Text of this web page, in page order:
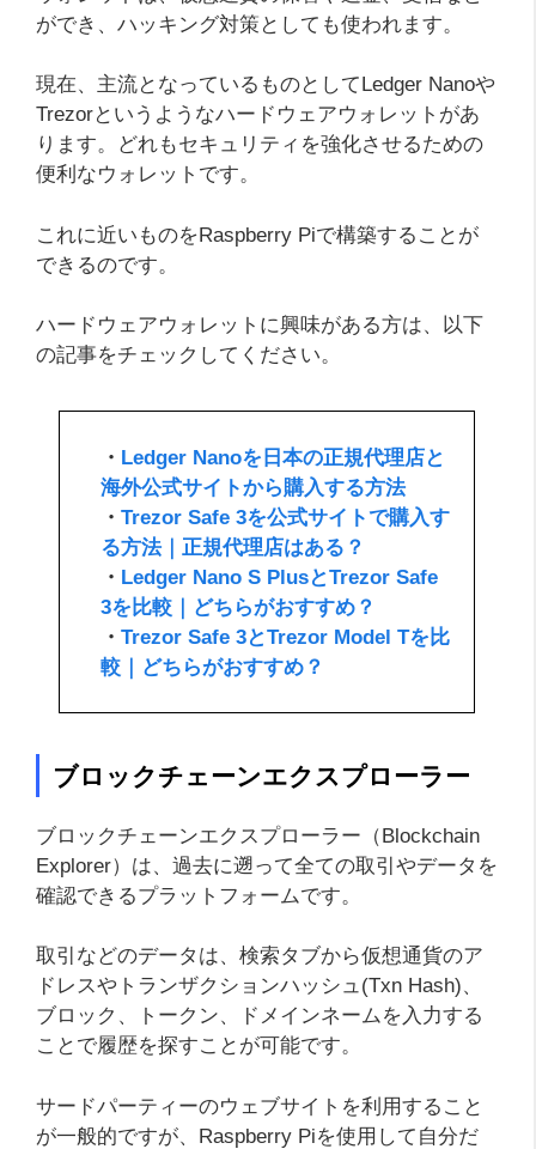
ができ、ハッキング対策としても使われます。
現在、主流となっているものとしてLedger Nanoや
Trezorというようなハードウェアウォレットがあ
ります。どれもセキュリティを強化させるための
便利なウォレットです。
これに近いものをRaspberry Piで構築することが
できるのです。
ハードウェアウォレットに興味がある方は、以下
の記事をチェックしてください。
・ Ledger Nanoを日本の正規代理店と
海外公式サイトから購入する方法
・Trezor Safe 3を公式サイトで購入す
る方法｜正規代理店はある？
・ Ledger Nano S PlusとTrezor Safe
3を比較｜どちらがおすすめ？
・Trezor Safe 3とTrezor Model Tを比
較｜どちらがおすすめ？
ブロックチェーンエクスプローラー
ブロックチェーンエクスプローラー（Blockchain
Explorer）は、過去に遡って全ての取引やデータを
確認できるプラットフォームです。
取引などのデータは、検索タブから仮想通貨のア
ドレスやトランザクションハッシュ(Txn Hash)、
ブロック、トークン、ドメインネームを入力する
ことで履歴を探すことが可能です。
サードパーティーのウェブサイトを利用すること
が一般的ですが、Raspberry Piを使用して自分だ